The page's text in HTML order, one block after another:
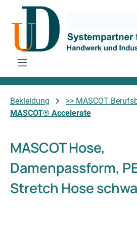
Zum Hauptinhalt springen
Bekleidung
>> MASCOT
MASCOT® Accelerate
MASCOT Hose,
Damenpassform,
Stretch Hose